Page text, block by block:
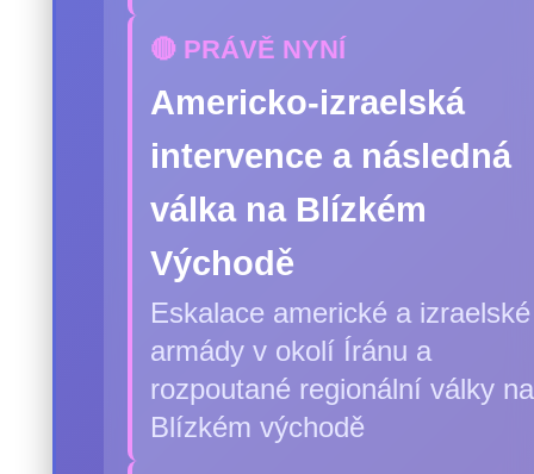
🔴 PRÁVĚ NYNÍ
Americko-izraelská
intervence a následná
válka na Blízkém
Východě
Eskalace americké a izraelské
armády v okolí Íránu a
rozpoutané regionální války na
Blízkém východě